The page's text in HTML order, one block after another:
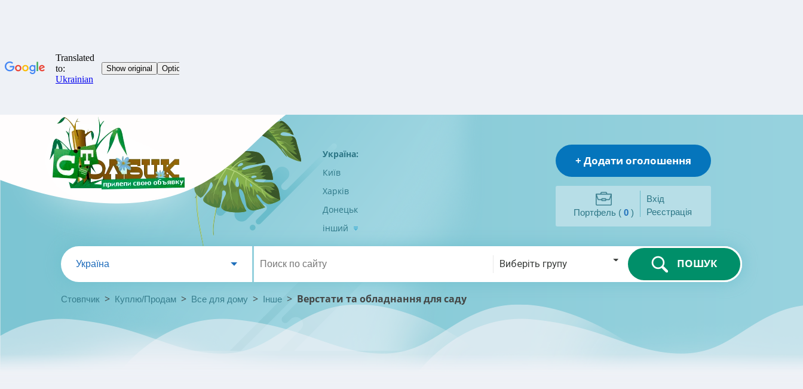
Україна:
Київ
Харків
Донецьк
інший
+ Додати оголошення
Портфель ( 0 )
Вхід
Реєстрація
Україна Виберіть групу ПОШУК
Стовпчик > Куплю/Продам > Все для дому > Інше > Верстати та обладнання для саду